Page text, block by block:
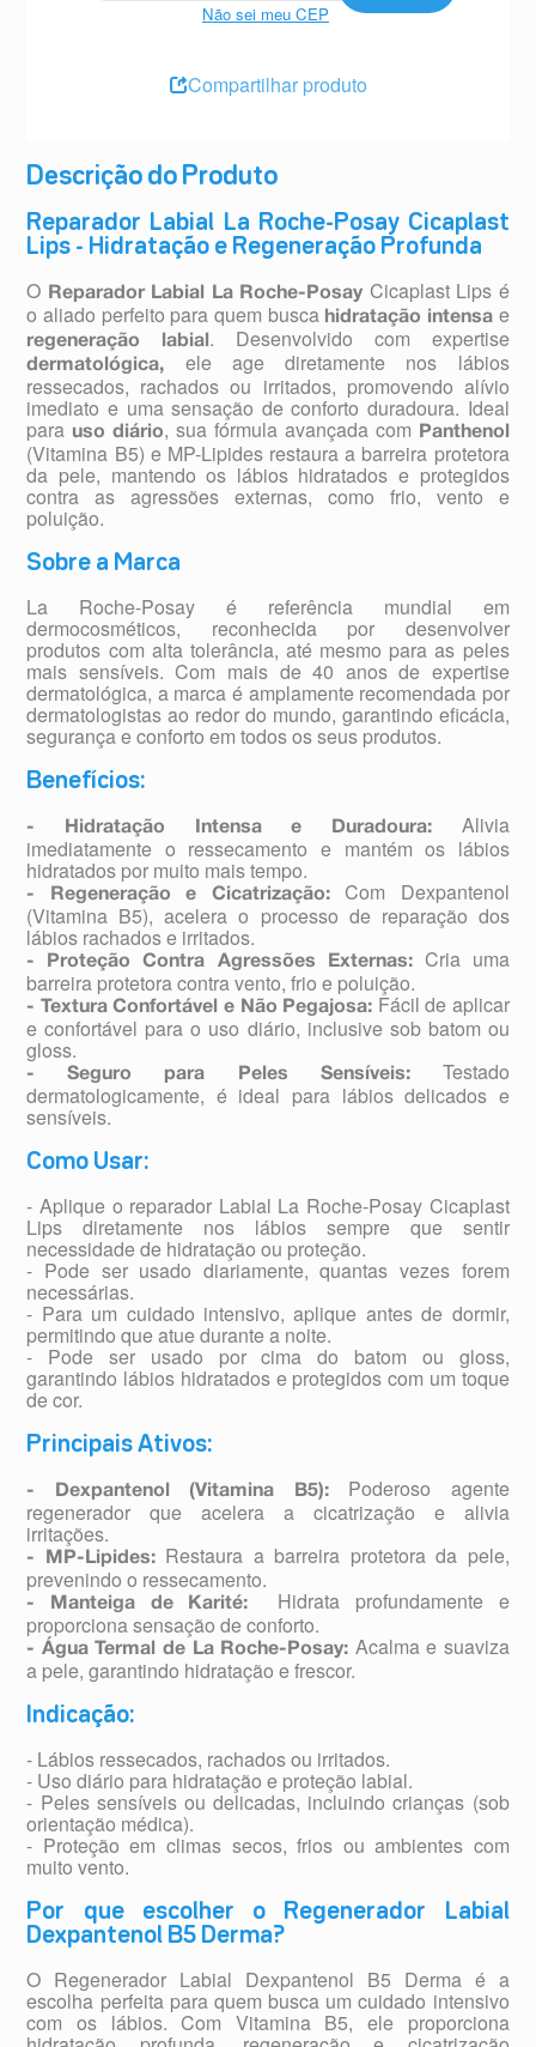
Descrição do Produto
Reparador Labial La Roche-Posay Cicaplast
Lips - Hidratação e Regeneração Profunda
O Reparador Labial La Roche-Posay Cicaplast Lips é
o aliado perfeito para quem buscahidratação intensae
regeneração labial . Desenvolvido com expertise
dermatológica,
ele age diretamente nos lábios
ressecados, rachados ou irritados, promovendo alívio
imediato e uma sensação de conforto duradoura. Ideal
para uso diário, sua fórmula avançada com Panthenol
(Vitamina B5) e MP-Lipides restaura a barreira protetora
da pele, mantendo os lábios hidratados e protegidos
contra as agressões externas, como frio, vento e
poluição.
Sobre a Marca
La Roche-Posay é referência mundial em
dermocosméticos, reconhecida por desenvolver
produtos com alta tolerância, até mesmo para as peles
mais sensíveis. Com mais de 40 anos de expertise
dermatológica, a marca é amplamente recomendada por
dermatologistas ao redor do mundo, garantindo eficácia,
segurança e conforto em todos os seus produtos.
Benefícios:
- Hidratação Intensa e Duradoura:Alivia
imediatamente o ressecamento e mantém os lábios
hidratados por muito mais tempo.
- Regeneração e Cicatrização:Com Dexpantenol
(Vitamina B5), acelera o processo de reparação dos
lábios rachados e irritados.
- Proteção Contra Agressões Externas:Cria uma
barreira protetora contra vento, frio e poluição.
- Textura Confortável e Não Pegajosa: Fácil de aplicar
e confortável para o uso diário, inclusive sob batom ou
gloss.
- Seguro para Peles Sensíveis: Testado
dermatologicamente, é ideal para lábios delicados e
sensíveis.
Como Usar:
- Aplique o reparador Labial La Roche-Posay Cicaplast
Lips diretamente nos lábios sempre que sentir
necessidade de hidratação ou proteção.
- Pode ser usado diariamente, quantas vezes forem
necessárias.
- Para um cuidado intensivo, aplique antes de dormir,
permitindo que atue durante a noite.
- Pode ser usado por cima do batom ou gloss,
garantindo lábios hidratados e protegidos com um toque
de cor.
Principais Ativos:
- Dexpantenol (Vitamina B5):Poderoso agente
regenerador que acelera a cicatrização e alivia
irritações.
- MP-Lipides: Restaura a barreira protetora da pele,
prevenindo o ressecamento.
- Manteiga de Karité:
Hidrata profundamente e
proporciona sensação de conforto.
- Água Termal de La Roche-Posay: Acalma e suaviza
a pele, garantindo hidratação e frescor.
Indicação:
- Lábios ressecados, rachados ou irritados.
- Uso diário para hidratação e proteção labial.
- Peles sensíveis ou delicadas, incluindo crianças (sob
orientação médica).
- Proteção em climas secos, frios ou ambientes com
muito vento.
Por que escolher o Regenerador Labial
Dexpantenol B5 Derma?
O Regenerador Labial Dexpantenol B5 Derma é a
escolha perfeita para quem busca um cuidado intensivo
com os lábios. Com Vitamina B5, ele proporciona
Não sei meu CEP
Compartilhar produto